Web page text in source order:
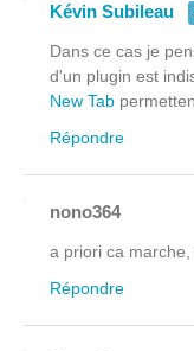
Kévin Subileau
Dans ce cas je
d'un plugin est
New Tab
Répondre
nono364
a priori ca
Répondre